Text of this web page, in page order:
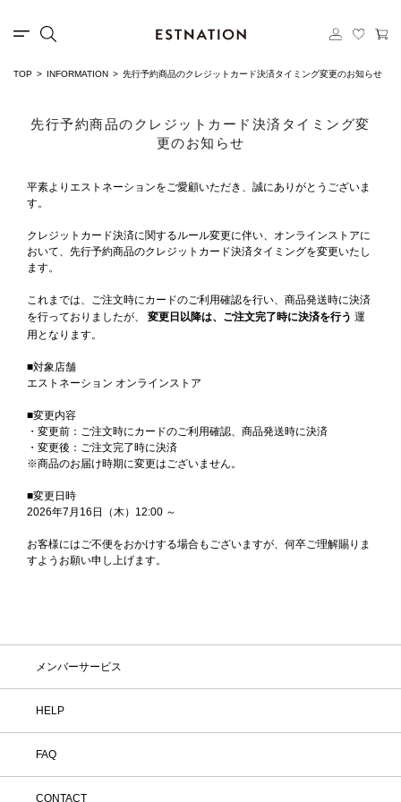
TOP INFORMATION 先行予約商品のクレジットカード決済タイミング変更のお知らせ
先行予約商品のクレジットカード決済タイミング変
更のお知らせ
平素よりエストネーションをご愛顧いただき、誠にありがとうございま
す。
クレジットカード決済に関するルール変更に伴い、オンラインストアに
おいて、先行予約商品のクレジットカード決済タイミングを変更いたし
ます。
これまでは、ご注文時にカードのご利用確認を行い、商品発送時に決済
を行っておりましたが、 変更日以降は、ご注文完了時に決済を行う 運
用となります。
■対象店舗
エストネーション オンラインストア
■変更内容
・変更前：ご注文時にカードのご利用確認、商品発送時に決済
・変更後：ご注文完了時に決済
※商品のお届け時期に変更はございません。
■変更日時
2026年7月16日（木）12:00 ～
お客様にはご不便をおかけする場合もございますが、何卒ご理解賜りま
すようお願い申し上げます。
メンバーサービス
HELP
FAQ
CONTACT